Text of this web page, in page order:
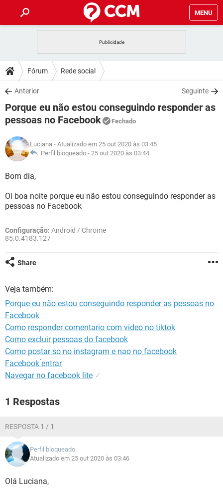
MENU
CELULAR
OUTLOOK
INSTAGRAM GMAIL
GUIA DE COMPRAS
DICAS
JOGOS
OUTLOOK
GUIA DE COMPRAS
DOWNLOADS
JOGOS WHATSAPP
CELULAR FACEBOOK
OUTLOOK EXCEL
INSTAGRAM
GUIA DE COMPRAS
FÓRUM
CELULAR FACEBOOK
GUIA DE COMPRAS
GLOSSÁRIO
JOGOS
CELULAR
OUTLOOK EXCEL
INSTAGRAM
GUIA DE COMPRAS
Fórum Rede social
Anterior Seguinte
Porque eu não estou conseguindo responder as
pessoas no Facebook
Fechado
Luciana - Atualizado em 25 out 2020 às 03:45
Perfil bloqueado - 25 out 2020 às 03:44
Bom dia,
Oi boa noite porque eu não estou conseguindo responder as
pessoas no Facebook
Configuração: Android / Chrome
85.0.4183.127
Share
Veja também:
Porque eu não estou conseguindo responder as pessoas no
Facebook
Como responder comentario com video no tiktok
Como excluir pessoas do facebook
Como postar so no instagram e nao no facebook
Facebook ́entrar
Navegar no facebook lite ✓
1 Respostas
RESPOSTA 1 / 1
Perfil bloqueado
Atualizado em 25 out 2020 às 03:46
Olá Luciana,